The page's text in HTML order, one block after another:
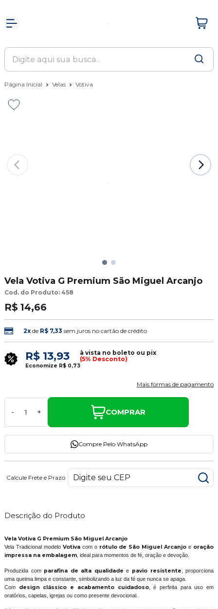
Página Inicial Velas Votiva
Vela Votiva G Premium São Miguel Arcanjo
Cod. do Produto: 458
R$ 14,66
2xde R$ 7,33 sem juros no cartão de crédito
R$ 13,93
à vista no boleto ou pix
(5% Desconto)
Economize R$ 0,73
Mais formas de pagamento
- + COMPRAR
Compre Pelo WhatsApp
Calcule Frete e Prazo
Descrição do Produto
Vela Votiva G Premium São Miguel Arcanjo
Vela Tradicional modelo Votivacom o rótulo de São Miguel Arcanjo e oração
impressa na embalagem, ideal para momentos de fé, oração e devoção.
Produzida com parafina de alta qualidade e pavio resistente , proporciona
uma queima limpa e constante, simbolizando a luz da fé que nunca se apaga.
Com
design clássico e acabamento cuidadoso, é perfeita para uso em
oratórios, capelas, igrejas ou como presente devocional.